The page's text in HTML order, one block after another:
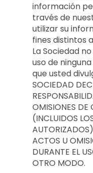
información
través de
utilizar su
fines distintos
La Sociedad
uso de
que usted
SOCIEDAD
OMISIONES DE
(INCLUIDOS
ACTOS U
DURANTE EL
OTRO MODO.